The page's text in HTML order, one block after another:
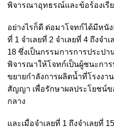
พิจารณาอุทธรณ์และข้อร้องเรี
อย่างไรก็ดี ต่อมาโจทก์ได้มีหนัง
ที่ 1 จำเลยที่ 2 จำเลยที่ 4 ถึงจำ
18 ซึ่งเป็นกรรมการการประปา
พิจารณาให้โจทก์เป็นผู้ชนะการ
ขยายกำลังการผลิตน้ำที่โรงง
สัญญา เพื่อรักษาผลประโยชน์
กลาง
และเมื่อจำเลยที่ 1 ถึงจำเลยที่